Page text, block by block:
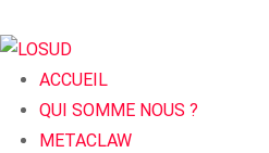
ACCUEIL
QUI SOMME NOUS ?
METACLAW